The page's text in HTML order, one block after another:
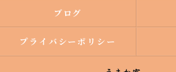
ブログ
プライバシーポリシー